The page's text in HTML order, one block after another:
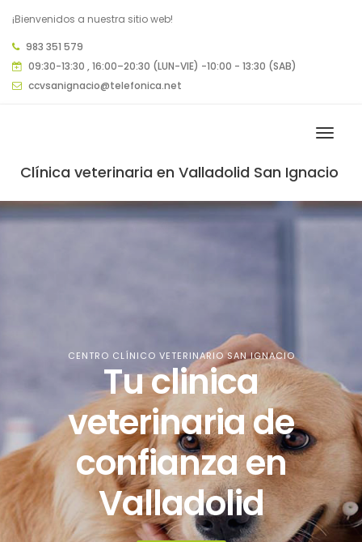
¡Bienvenidos a nuestra sitio web!
983 351 579
09:30-13:30 , 16:00–20:30 (LUN-VIE) -10:00 - 13:30 (SAB)
ccvsanignacio@telefonica.net
Clínica veterinaria en Valladolid San Ignacio
CENTRO CLÍNICO VETERINARIO SAN IGNACIO
Tu clinica
veterinaria de
confianza en
Valladolid